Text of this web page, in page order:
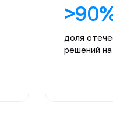
доля
решений